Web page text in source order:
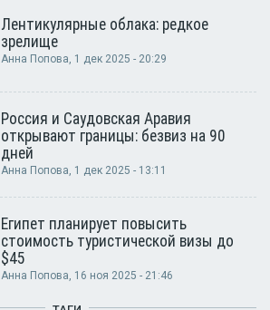
Лентикулярные облака: редкое
зрелище
Анна Попова, 1 дек 2025 - 20:29
Россия и Саудовская Аравия
открывают границы: безвиз на 90
дней
Анна Попова, 1 дек 2025 - 13:11
Египет планирует повысить
стоимость туристической визы до
$45
Анна Попова, 16 ноя 2025 - 21:46